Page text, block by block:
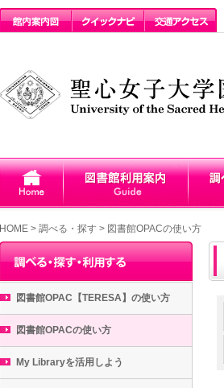
HOME > 調べる・探す > 図書館OPACの使い方
図書館OPAC【TERESA】の使い方
図書館OPACの使い方
My Libraryを活用しよう